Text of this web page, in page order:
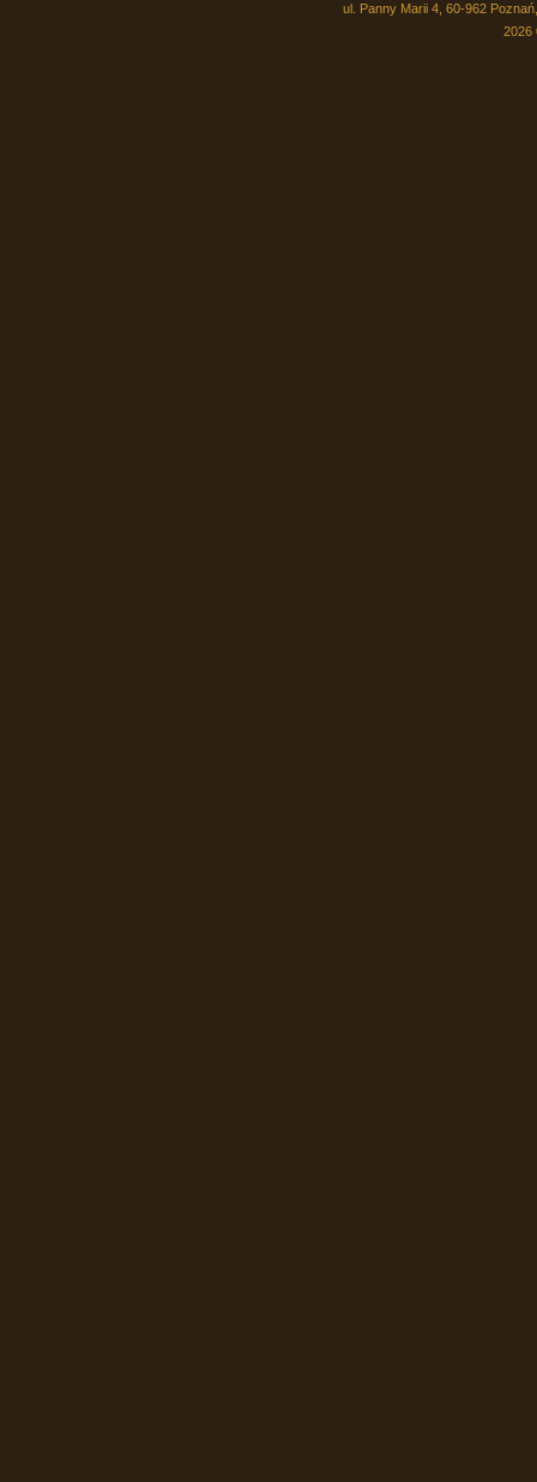
ul. Panny Marii 4, 60-962
2026